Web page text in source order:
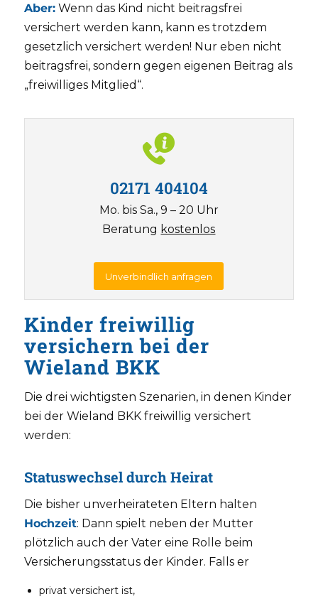
Aber:Wenn das Kind nicht beitragsfrei
versichert werden kann, kann es trotzdem
gesetzlich versichert werden! Nur eben nicht
beitragsfrei, sondern gegen eigenen Beitrag als
„freiwilliges Mitglied“.
02171 404104
Mo. bis Sa., 9 – 20 Uhr
Beratung kostenlos
Unverbindlich anfragen
Kinder freiwillig
versichern bei der
Wieland BKK
Die drei wichtigsten Szenarien, in denen Kinder
bei der Wieland BKK freiwillig versichert
werden:
Statuswechsel durch Heirat
Die bisher unverheirateten Eltern halten
Hochzeit: Dann spielt neben der Mutter
plötzlich auch der Vater eine Rolle beim
Versicherungsstatus der Kinder. Falls er
privat versichert ist,